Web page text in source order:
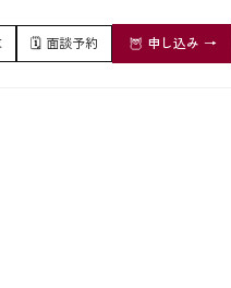
🗓️ 面談予約 🦉 申し込み →